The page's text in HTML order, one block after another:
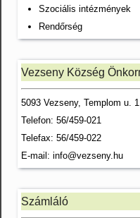
Szociális intézmények
Rendőrség
Vezseny Község
5093 Vezseny, Templom u.
Telefon: 56/459-021
Telefax: 56/459-022
E-mail: info@vezseny.hu
Számláló